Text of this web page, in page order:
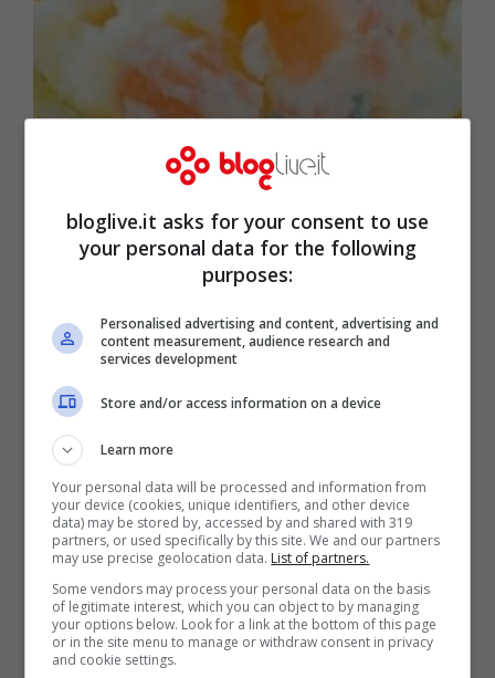
Crostini di patate con salmone (Fonte: Facebook
Screenshot)
Per realizzare questo straordinario
antipasto iniziate con lessare le
bloglive.it asks for your consent to use
your personal data for the following
purposes:
Personalised advertising and content, advertising and
content measurement, audience research and
services development
Store and/or access information on a device
Learn more
Your personal data will be processed and information from
your device (cookies, unique identifiers, and other device
data) may be stored by, accessed by and shared with 319
partners, or used specifically by this site. We and our partners
may use precise geolocation data. List of partners.
Some vendors may process your personal data on the basis
of legitimate interest, which you can object to by managing
your options below. Look for a link at the bottom of this page
or in the site menu to manage or withdraw consent in privacy
and cookie settings.